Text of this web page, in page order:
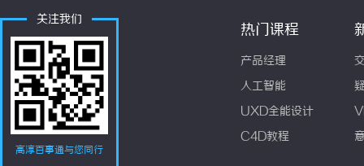
关注我们
高淳百事通与您同行
热门课程
产品经理
人工智能
UXD全能设计
C4D教程